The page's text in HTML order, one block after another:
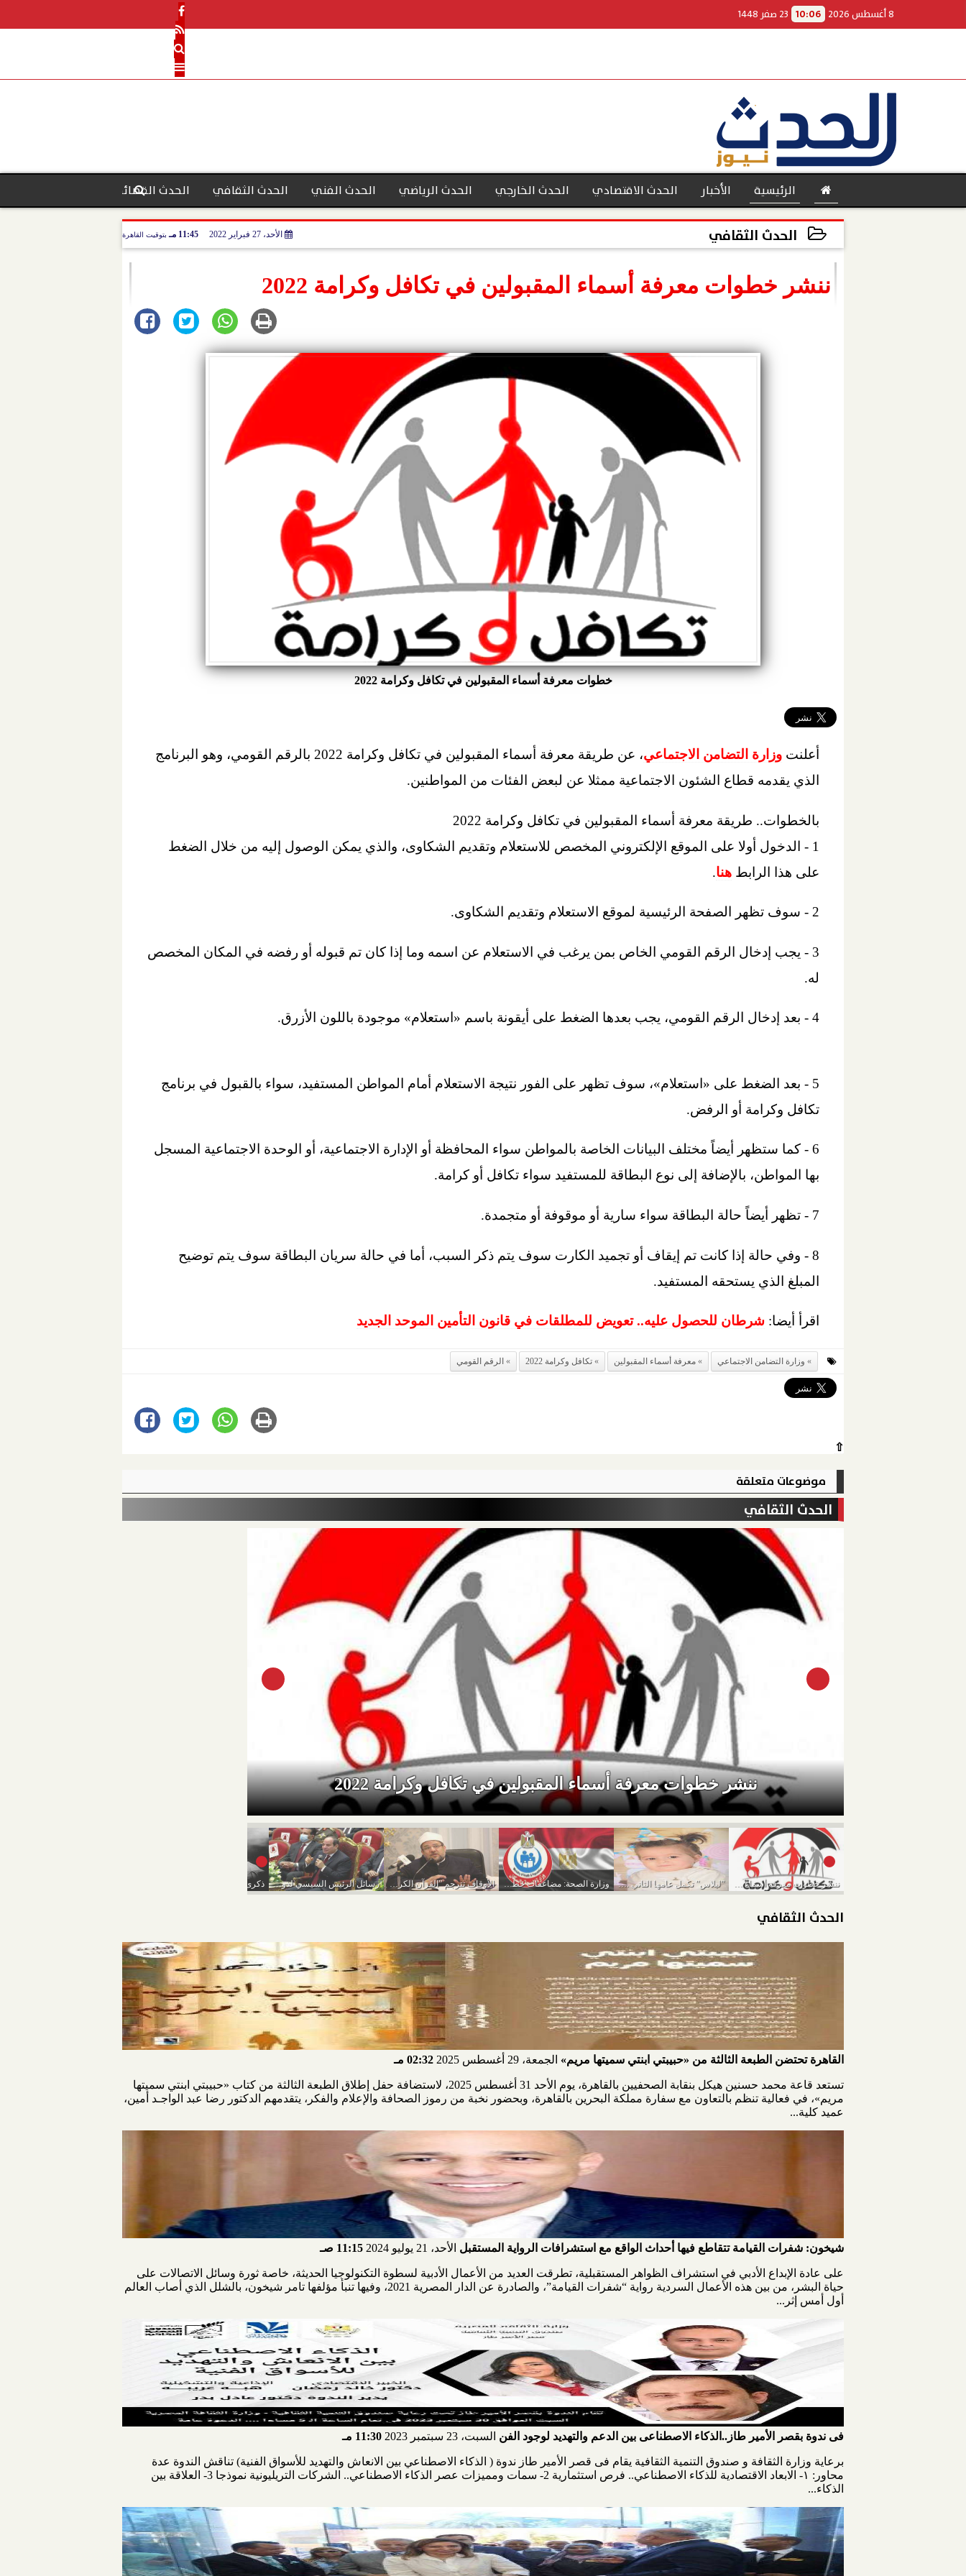
8 أغسطس 2026 10:06 23 صفر 1448
الرئيسية الأخبار الحدث الاقتصادي الحدث الخارجي الحدث الرياضي الحدث الفني الحدث الثقافي الحدث القضائي
الحدث الثقافي الأحد، 27 فبراير 2022 11:45 مـ بتوقيت القاهرة
ننشر خطوات معرفة أسماء المقبولين في تكافل وكرامة 2022
خطوات معرفة أسماء المقبولين في تكافل وكرامة 2022
أعلنت وزارة التضامن الاجتماعي
، عن طريقة معرفة أسماء المقبولين في تكافل وكرامة 2022 بالرقم القومي، وهو البرنامج
الذي يقدمه قطاع الشئون الاجتماعية ممثلا عن لبعض الفئات من المواطنين.
بالخطوات.. طريقة معرفة أسماء المقبولين في تكافل وكرامة 2022
1 - الدخول أولا على الموقع الإلكتروني المخصص للاستعلام وتقديم الشكاوى، والذي يمكن الوصول إليه من خلال الضغط
على هذا الرابط هنا.
2 - سوف تظهر الصفحة الرئيسية لموقع الاستعلام وتقديم الشكاوى.
3 - يجب إدخال الرقم القومي الخاص بمن يرغب في الاستعلام عن اسمه وما إذا كان تم قبوله أو رفضه في المكان المخصص
له.
4 - بعد إدخال الرقم القومي، يجب بعدها الضغط على أيقونة باسم «استعلام» موجودة باللون الأزرق.
5 - بعد الضغط على «استعلام»، سوف تظهر على الفور نتيجة الاستعلام أمام المواطن المستفيد، سواء بالقبول في برنامج
تكافل وكرامة أو الرفض.
6 - كما ستظهر أيضاً مختلف البيانات الخاصة بالمواطن سواء المحافظة أو الإدارة الاجتماعية، أو الوحدة الاجتماعية المسجل
بها المواطن، بالإضافة إلى نوع البطاقة للمستفيد سواء تكافل أو كرامة.
7 - تظهر أيضاً حالة البطاقة سواء سارية أو موقوفة أو متجمدة.
8 - وفي حالة إذا كانت تم إيقاف أو تجميد الكارت سوف يتم ذكر السبب، أما في حالة سريان البطاقة سوف يتم توضيح
المبلغ الذي يستحقه المستفيد.
اقرأ أيضا: شرطان للحصول عليه.. تعويض للمطلقات في قانون التأمين الموحد الجديد
وزارة التضامن الاجتماعي معرفة أسماء المقبولين تكافل وكرامة 2022 الرقم القومي
⇧
موضوعات متعلقة
الحدث الثقافي
ننشر خطوات معرفة أسماء المقبولين في تكافل وكرامة 2022
”ليلاس” تكمل عامها الثاني .. عيد ميلاد سعيد وزارة الصحة: مضاعفات خطيرة لحقنة البرد الأوقاف تترجم ”القرآن الكريم” للعبرية منعًا للمغالطات رسائل الرئيس السيسي لذوي الهمم خلال احتفالية ”قادرون...
الحدث الثقافي
القاهرة تحتضن الطبعة الثالثة من «حبيبتي ابنتي سميتها مريم» الجمعة، 29 أغسطس 2025 02:32 مـ
تستعد قاعة محمد حسنين هيكل بنقابة الصحفيين بالقاهرة، يوم الأحد 31 أغسطس 2025، لاستضافة حفل إطلاق الطبعة الثالثة من كتاب «حبيبتي ابنتي سميتها
مريم»، في فعالية تنظم بالتعاون مع سفارة مملكة البحرين بالقاهرة، وبحضور نخبة من رموز الصحافة والإعلام والفكر، يتقدمهم الدكتور رضا عبد الواجـد أمين،
عميد كلية...
شيخون: شفرات القيامة تتقاطع فيها أحداث الواقع مع استشرافات الرواية المستقبل الأحد، 21 يوليو 2024 11:15 صـ
على عادة الإبداع الأدبي في استشراف الظواهر المستقبلية، تطرقت العديد من الأعمال الأدبية لسطوة التكنولوجيا الحديثة، خاصة ثورة وسائل الاتصالات على
حياة البشر، من بين هذه الأعمال السردية رواية “شفرات القيامة”، والصادرة عن الدار المصرية 2021، وفيها تنبأ مؤلفها تامر شيخون، بالشلل الذي أصاب العالم
أول أمس إثر...
فى ندوة بقصر الأمير طاز..الذكاء الاصطناعى بين الدعم والتهديد لوجود الفن السبت، 23 سبتمبر 2023 11:30 مـ
برعاية وزارة الثقافة و صندوق التنمية الثقافية يقام فى قصر الأمير طاز ندوة ( الذكاء الاصطناعي بين الانعاش والتهديد للأسواق الفنية) تناقش الندوة عدة
محاور: ١- الابعاد الاقتصادية للذكاء الاصطناعي.. فرص استثمارية 2- سمات ومميزات عصر الذكاء الاصطناعي.. الشركات التريليونية نموذجا 3- العلاقة بين
الذكاء...